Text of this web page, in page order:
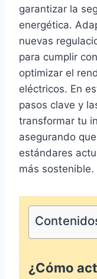
garantizar la
energética.
nuevas
para cumplir
optimizar el
eléctricos. En
pasos clave y
transformar tu
asegurando
estándares
más sostenible.
¿Cómo